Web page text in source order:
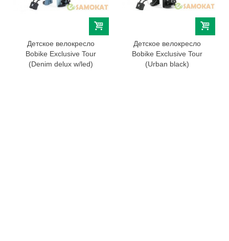
Детское велокресло
Bobike Exclusive Tour
(Denim delux w/led)
Детское велокресло
Bobike Exclusive Tour
(Urban black)